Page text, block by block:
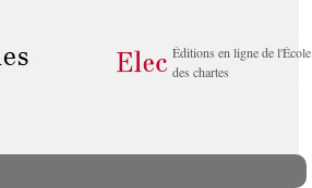
Éditions en ligne de l'École
des chartes